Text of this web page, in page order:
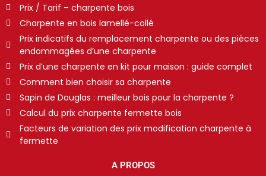
Prix / Tarif – charpente bois
Charpente en bois lamellé-collé
Prix indicatifs du remplacement charpente ou des pièces
endommagées d’une charpente
Prix d’une charpente en kit pour maison : guide complet
Comment bien choisir sa charpente
Sapin de Douglas : meilleur bois pour la charpente ?
Calcul du prix charpente fermette bois
Facteurs de variation des prix modification charpente à
fermette
A PROPOS